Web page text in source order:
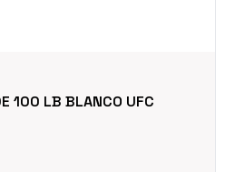
100 LB BLANCO UFC